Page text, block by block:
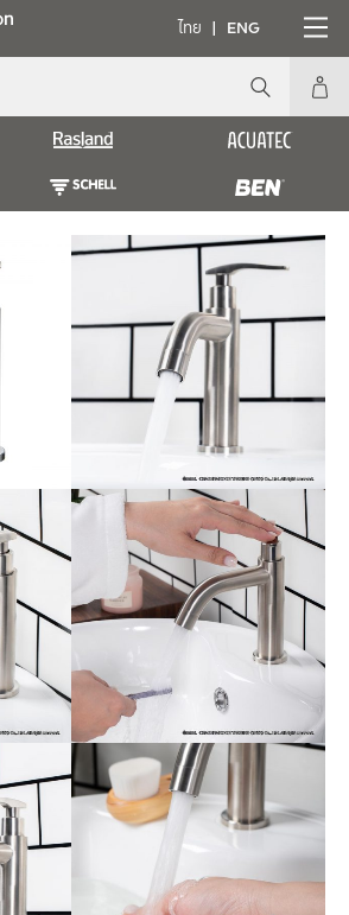
ไทย ENG